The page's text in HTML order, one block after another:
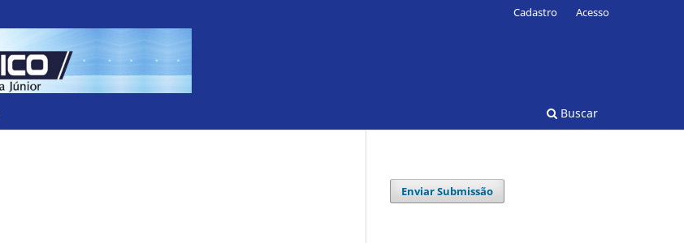
Buscar
Cadastro Acesso
Enviar Submissão